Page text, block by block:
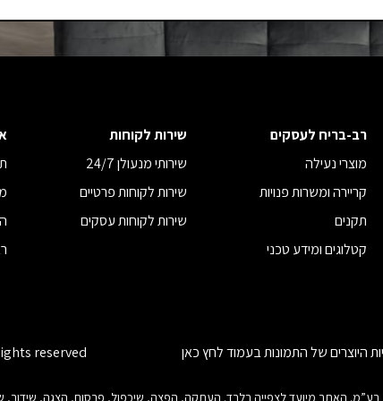
רב-בריח לעסקים
מוצרי נעילה
קריירה ומשרות פנויות
תקנים
קטלוגים ומידע טכני
שירות לקוחות
שירותי מנעולן 24/7
שירות לקוחות פרטיים
שירות לקוחות עסקים
היוצרים של התמונות בעמודלחץ כאן reserved
בנוגע לכל חלק מאתר זה הינם של רב-בריח (08) תעשיות בע”מ. האתר מיועד לצפייה בלבד. העתקה, הפצה,